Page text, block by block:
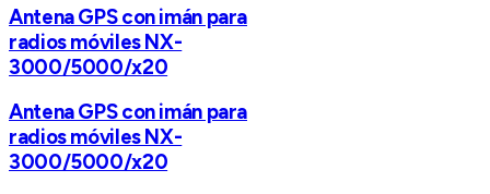
Antena GPS con imán para
radios móviles NX-
3000/5000/x20
Antena GPS con imán para
radios móviles NX-
3000/5000/x20